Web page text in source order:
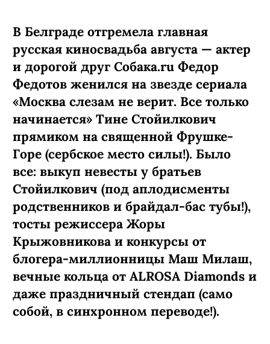
В Белграде отгремела главная
русская киносвадьба августа — актер
и дорогой друг Собака.ru Федор
Федотов женился на звезде сериала
«Москва слезам не верит. Все только
начинается» Тине Стойилкович
прямиком на священной Фрушке-
Горе (сербское место силы!). Было
все: выкуп невесты у братьев
Стойилкович (под аплодисменты
родственников и брайдал-бас тубы!),
тосты режиссера Жоры
Крыжовникова и конкурсы от
блогера-миллионницы Маш Милаш,
вечные кольца от ALROSA Diamonds и
даже праздничный стендап (само
собой, в синхронном переводе!).